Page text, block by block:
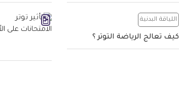
اللياقة البدنية
كيف تعالج الرياضة التوتر ؟